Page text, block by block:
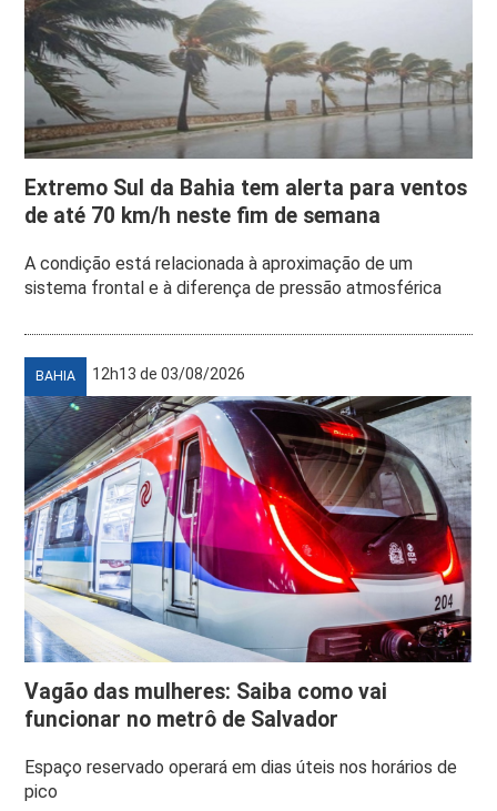
Extremo Sul da Bahia tem alerta para ventos
de até 70 km/h neste fim de semana
A condição está relacionada à aproximação de um
sistema frontal e à diferença de pressão atmosférica
BAHIA 12h13 de 03/08/2026
Vagão das mulheres: Saiba como vai
funcionar no metrô de Salvador
Espaço reservado operará em dias úteis nos horários de
pico